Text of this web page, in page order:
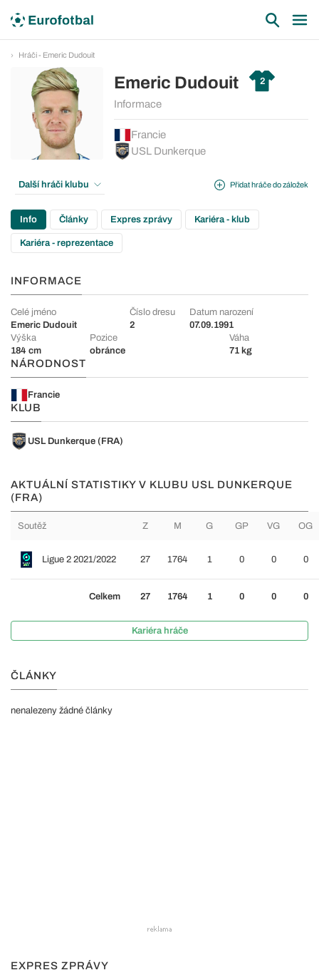
Hráči - Emeric Dudouit
Emeric Dudouit 2
Informace
Francie
USL Dunkerque
Přidat hráče do záložek
Další hráči klubu
Info Články Expres zprávy Kariéra - klub
Kariéra - reprezentace
INFORMACE
Celé jméno
Emeric Dudouit
Číslo dresu
2
Datum narození
07.09.1991
Výška
184 cm
Pozice
obránce
Váha
71 kg
NÁRODNOST
Francie
KLUB
USL Dunkerque (FRA)
AKTUÁLNÍ STATISTIKY V KLUBU USL DUNKERQUE
(FRA)
Soutěž Z M G GP VG OG
Ligue 2 2021/2022 27 1764 1 0 0 0
Celkem 27 1764 1 0 0 0
Kariéra hráče
ČLÁNKY
nenalezeny žádné články
EXPRES ZPRÁVY